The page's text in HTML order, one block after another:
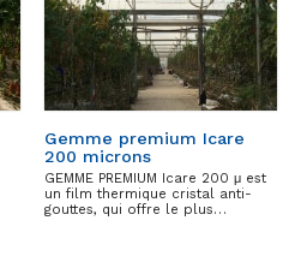
Gemme premium Icare
200 microns
GEMME PREMIUM Icare 200 μ est
un film thermique cristal anti-
gouttes, qui offre le plus…